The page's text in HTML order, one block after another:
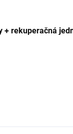
+ rekuperačná